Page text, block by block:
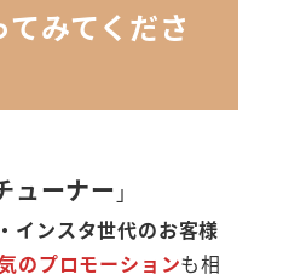
みてくださ
ューナー 」
インスタ世代のお客様
のプロモーションも相